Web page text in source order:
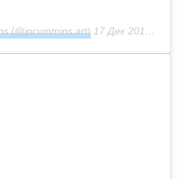
(@jpcummins.art) 17 Дек 2018 в 6:21 PST